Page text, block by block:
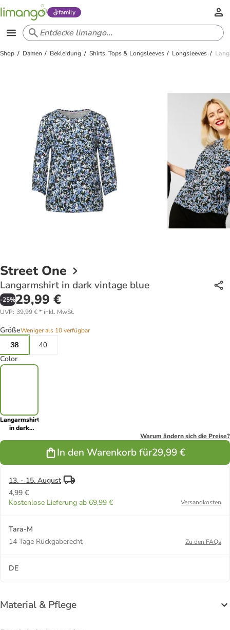
family
Shop Damen Bekleidung Shirts, Tops & Longsleeves Longsleeves
Street One
Langarmshirt in dark vintage blue
-25%29,99 €
UVP: 39,99 €* inkl. MwSt.
GrößeWeniger als 10 verfügbar
38
40
Color
Langarmshirt
in dark
Warum ändern sich die Preise?
In den Warenkorb für29,99 €
13. - 15. August
4,99 €
Kostenlose Lieferung ab 69,99 €
Versandkosten
Tara-M
14 Tage Rückgaberecht
Zu den FAQs
DE
Material & Pflege